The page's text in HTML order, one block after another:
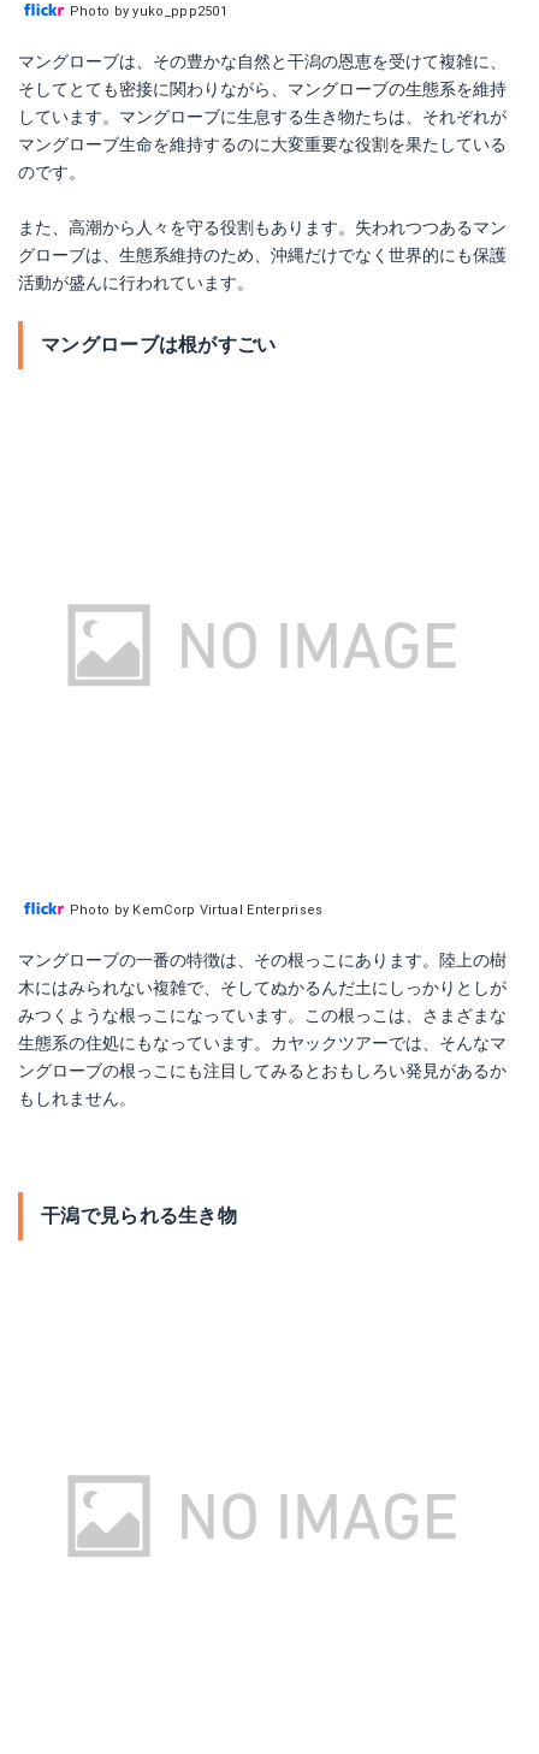
Photo by yuko_ppp2501
マングローブは、その豊かな自然と干潟の恩恵を受けて複雑に、
そしてとても密接に関わりながら、マングローブの生態系を維持
しています。マングローブに生息する生き物たちは、それぞれが
マングローブ生命を維持するのに大変重要な役割を果たしている
のです。
また、高潮から人々を守る役割もあります。失われつつあるマン
グローブは、生態系維持のため、沖縄だけでなく世界的にも保護
活動が盛んに行われています。
マングローブは根がすごい
Photo by KemCorp Virtual Enterprises
マングローブの一番の特徴は、その根っこにあります。陸上の樹
木にはみられない複雑で、そしてぬかるんだ土にしっかりとしが
みつくような根っこになっています。この根っこは、さまざまな
生態系の住処にもなっています。カヤックツアーでは、そんなマ
ングローブの根っこにも注目してみるとおもしろい発見があるか
もしれません。
干潟で見られる生き物